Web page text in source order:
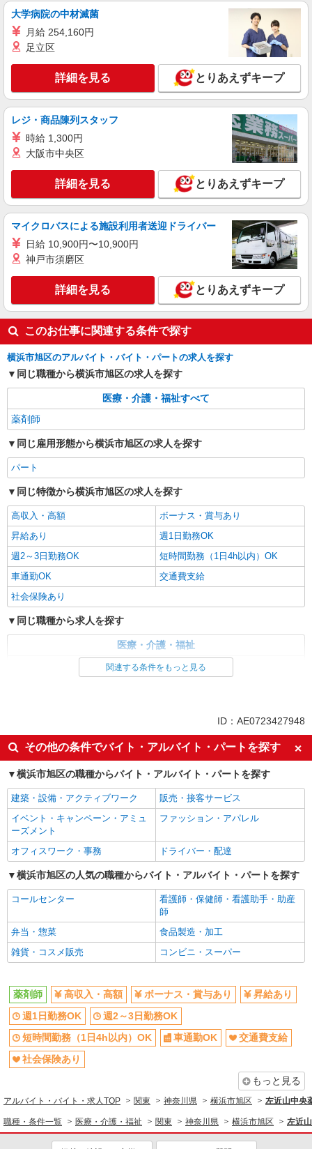
大学病院の中材滅菌
月給 254,160円
足立区
詳細を見る とりあえずキープ
レジ・商品陳列スタッフ
時給 1,300円
大阪市中央区
詳細を見る とりあえずキープ
マイクロバスによる施設利用者送迎ドライバー
日給 10,900円〜10,900円
神戸市須磨区
詳細を見る とりあえずキープ
このお仕事に関連する条件で探す
横浜市旭区のアルバイト・バイト・パートの求人を探す
同じ職種から横浜市旭区の求人を探す
医療・介護・福祉すべて
薬剤師
同じ雇用形態から横浜市旭区の求人を探す
パート
同じ特徴から横浜市旭区の求人を探す
高収入・高額
ボーナス・賞与あり
昇給あり
週1日勤務OK
週2～3日勤務OK
短時間勤務（1日4h以内）OK
車通勤OK
交通費支給
社会保険あり
同じ職種から求人を探す
医療・介護・福祉
週2～3日勤務OK
短時間勤務（1日4h以内）OK
車通勤OK
交通費支給
社会保険あり
関連する条件をもっと見る
ID：AE0723427948
その他の条件でバイト・アルバイト・パートを探す
横浜市旭区の職種からバイト・アルバイト・パートを探す
建築・設備・アクティブワーク
販売・接客サービス
イベント・キャンペーン・アミュ
ーズメント
ファッション・アパレル
オフィスワーク・事務 ドライバー・配達
横浜市旭区の人気の職種からバイト・アルバイト・パートを探す
コールセンター
看護師・保健師・看護助手・助産
師
弁当・惣菜
食品製造・加工
雑貨・コスメ販売
コンビニ・スーパー
薬剤師 高収入・高額 ボーナス・賞与あり
昇給あり
週1日勤務OK
週2～3日勤務OK
短時間勤務（1日4h以内）OK
車通勤OK
交通費支給
社会保険あり
もっと見る
アルバイト・バイト・求人TOP 関東 神奈川県 横浜市旭区 左近山中央
職種・条件一覧 医療・介護・福祉 関東 神奈川県 横浜市旭区 左近